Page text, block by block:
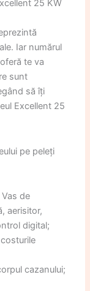
25 KW
Iar numărul
te va
sunt
să îți
Excellent 25
pe peleți
de
aerisitor,
digital;
cazanului;